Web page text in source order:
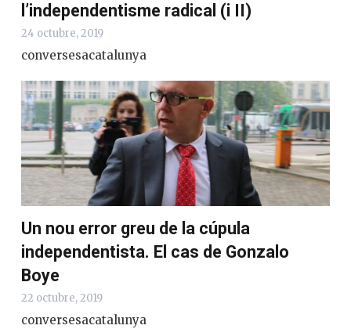
l’independentisme radical (i II)
24 octubre, 2019
conversesacatalunya
Un nou error greu de la cúpula
independentista. El cas de Gonzalo
Boye
22 octubre, 2019
conversesacatalunya